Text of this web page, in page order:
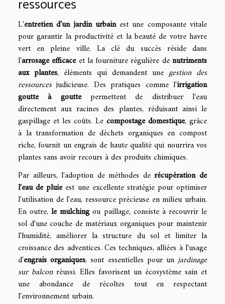
ressources
L'entretien d'un jardin urbainest une composante vitale
pour garantir la productivité et la beauté de votre havre
vert en pleine ville. La clé du succès réside dans
l'arrosage efficaceet la fourniture régulière denutriments
aux plantes, éléments qui demandent une gestion des
ressourcesjudicieuse. Des pratiques comme l'irrigation
goutte à gouttepermettent de distribuer l'eau
directement aux racines des plantes, réduisant ainsi le
gaspillage et les coûts. Le compostage domestique, grâce
à la transformation de déchets organiques en compost
riche, fournit un engrais de haute qualité qui nourrira vos
plantes sans avoir recours à des produits chimiques.
Par ailleurs, l'adoption de méthodes derécupération de
l'eau de pluieest une excellente stratégie pour optimiser
l'utilisation de l'eau, ressource précieuse en milieu urbain.
En outre,le mulchingou paillage, consiste à recouvrir le
sol d'une couche de matériaux organiques pour maintenir
l'humidité, améliorer la structure du sol et limiter la
croissance des adventices. Ces techniques, alliées à l'usage
d'engrais organiques, sont essentielles pour unjardinage
sur balconréussi. Elles favorisent un écosystème sain et
une abondance de récoltes tout en respectant
l'environnement urbain.